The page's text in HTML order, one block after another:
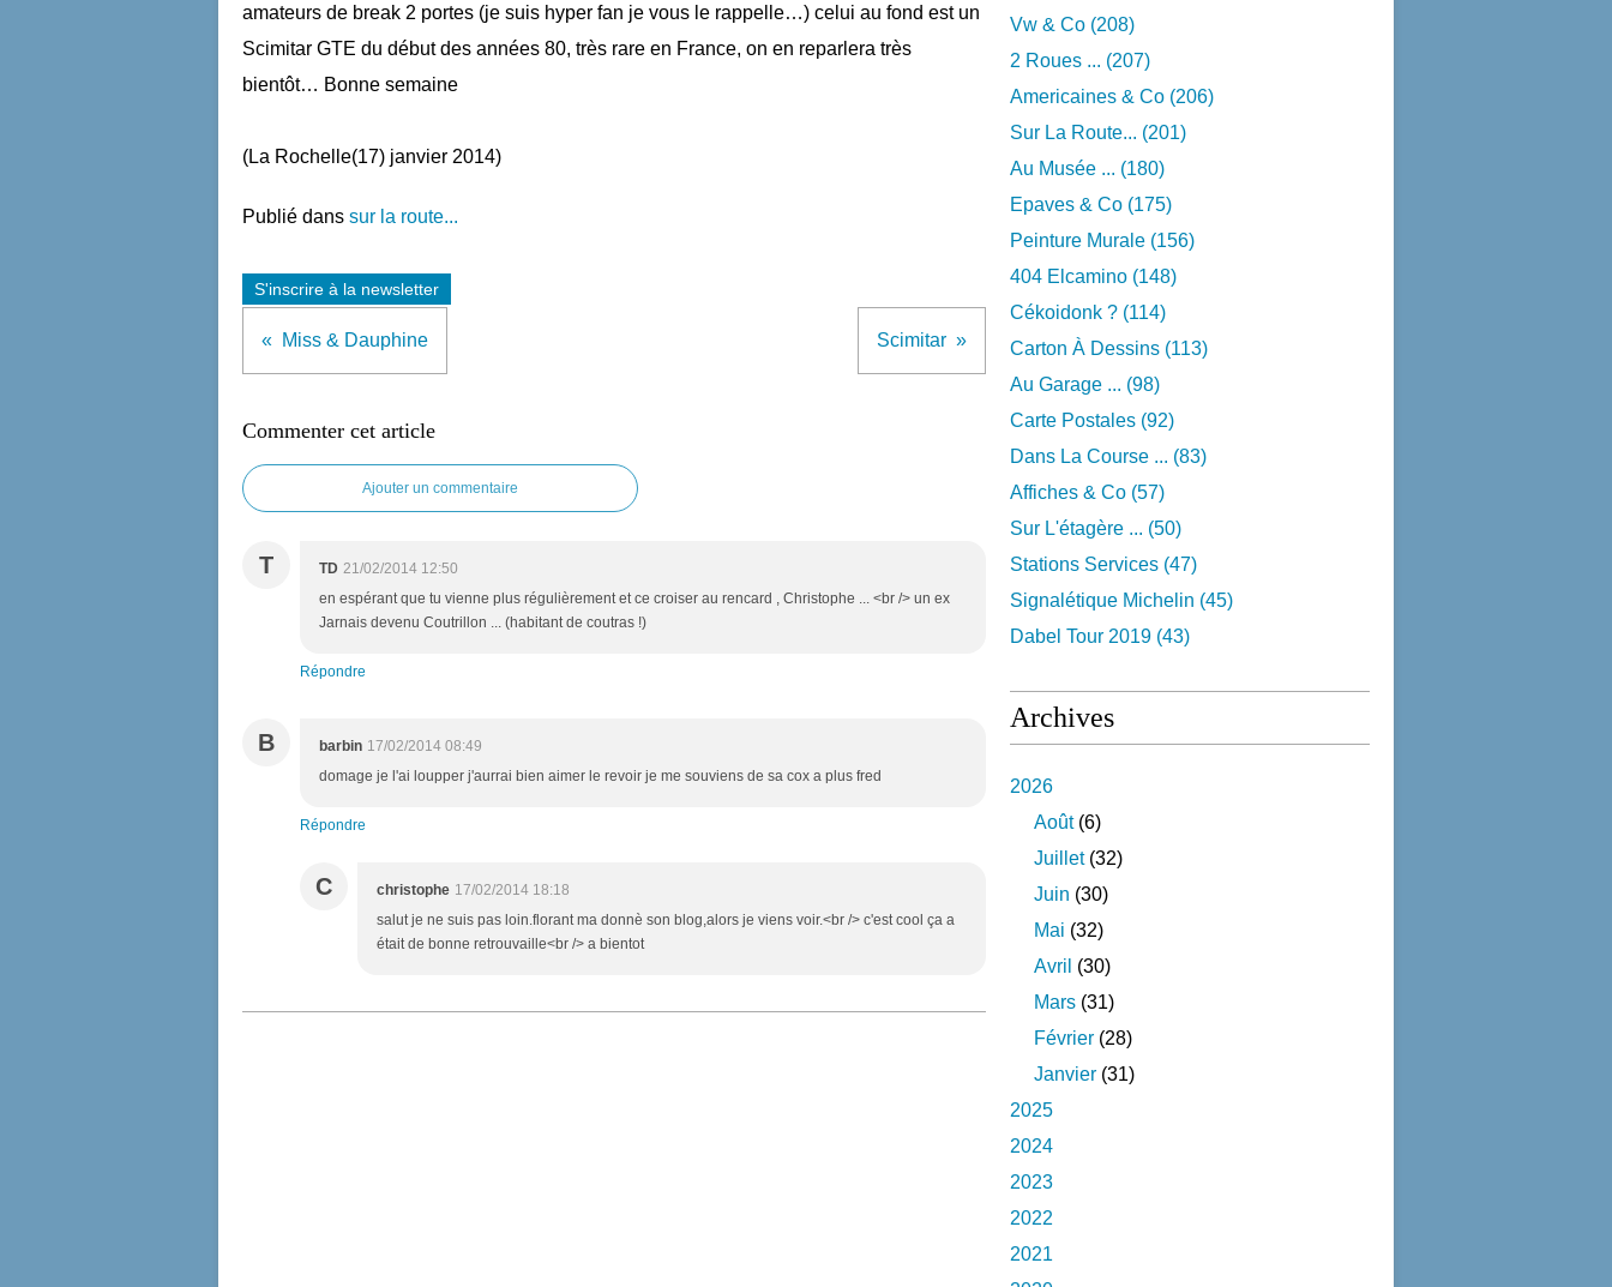
amateurs de break 2 portes (je suis hyper fan je vous le rappelle…) celui au fond est un
Scimitar GTE du début des années 80, très rare en France, on en reparlera très
bientôt… Bonne semaine
(La Rochelle(17) janvier 2014)
Publié dans sur la route...
S'inscrire à la newsletter
Miss & Dauphine Scimitar
Commenter cet article
Ajouter un commentaire
T TD 21/02/2014 12:50
en espérant que tu vienne plus régulièrement et ce croiser au rencard , Christophe ... <br /> un ex
Jarnais devenu Coutrillon ... (habitant de coutras !)
Répondre
B barbin 17/02/2014 08:49
domage je l'ai loupper j'aurrai bien aimer le revoir je me souviens de sa cox a plus fred
Répondre
C christophe 17/02/2014 18:18
salut je ne suis pas loin.florant ma donnè son blog,alors je viens voir.<br /> c'est cool ça a
était de bonne retrouvaille<br /> a bientot
Vw & Co (208)
2 Roues ... (207)
Americaines & Co (206)
Sur La Route... (201)
Au Musée ... (180)
Epaves & Co (175)
Peinture Murale (156)
404 Elcamino (148)
Cékoidonk ? (114)
Carton À Dessins (113)
Au Garage ... (98)
Carte Postales (92)
Dans La Course ... (83)
Affiches & Co (57)
Sur L'étagère ... (50)
Stations Services (47)
Signalétique Michelin (45)
Dabel Tour 2019 (43)
Archives
2026
Août(6)
Juillet(32)
Juin (30)
Mai (32)
Avril (30)
Mars (31)
Février (28)
Janvier (31)
2025
2024
2023
2022
2021